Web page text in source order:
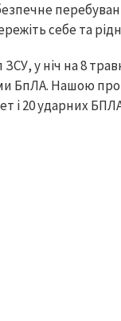
себе та
у ніч на 8
БпЛА. Нашою
і 20 ударних